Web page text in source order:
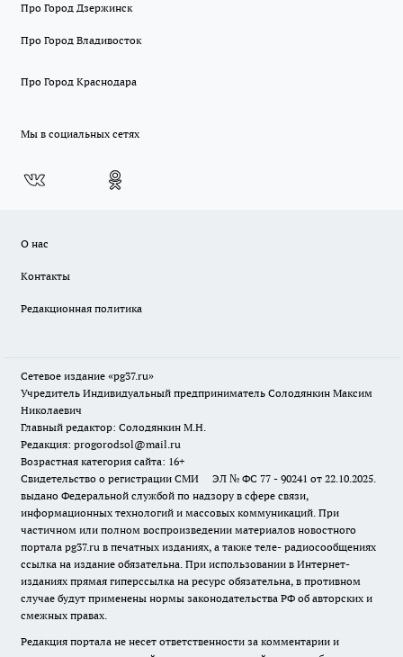
Про Город Дзержинск
Про Город Владивосток
Про Город Краснодара
Мы в социальных сетях
О нас
Контакты
Редакционная политика
Сетевое издание «pg37.ru»
Учредитель Индивидуальный предприниматель Солодянкин Максим
Николаевич
Главный редактор: Солодянкин М.Н.
Редакция: progorodsol@mail.ru
Возрастная категория сайта: 16+
Свидетельство о регистрации СМИ ЭЛ № ФС 77 - 90241 от 22.10.2025.
выдано Федеральной службой по надзору в сфере связи,
информационных технологий и массовых коммуникаций. При
частичном или полном воспроизведении материалов новостного
портала pg37.ru в печатных изданиях, а также теле- радиосообщениях
ссылка на издание обязательна. При использовании в Интернет-
изданиях прямая гиперссылка на ресурс обязательна, в противном
случае будут применены нормы законодательства РФ об авторских и
смежных правах.
Редакция портала не несет ответственности за комментарии и